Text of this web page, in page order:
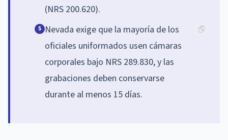
(NRS 200.620).
5 Nevada exige que la mayoría de los
oficiales uniformados usen cámaras
corporales bajo NRS 289.830, y las
grabaciones deben conservarse
durante al menos 15 días.